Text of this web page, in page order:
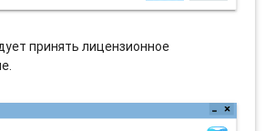
принять лицензионное